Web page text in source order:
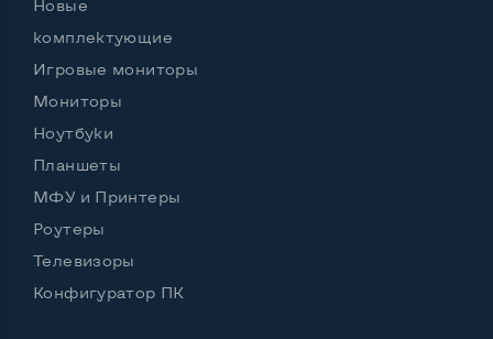
Блок питания
Регулировка положения дисплея
Наклон, вверх вниз
Особенности (изогнутый экран, цвет и пр.)
ЦветЧерный
Новые
комплектующие
Игровые мониторы
Мониторы
Ноутбуки
Планшеты
МФУ и Принтеры
Роутеры
Телевизоры
Конфигуратор ПК